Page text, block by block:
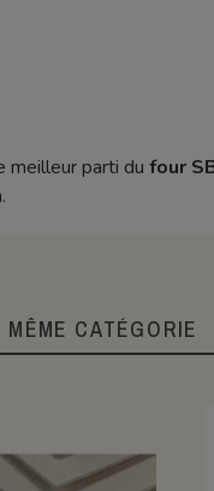
meilleur parti du four
CATÉGORIE